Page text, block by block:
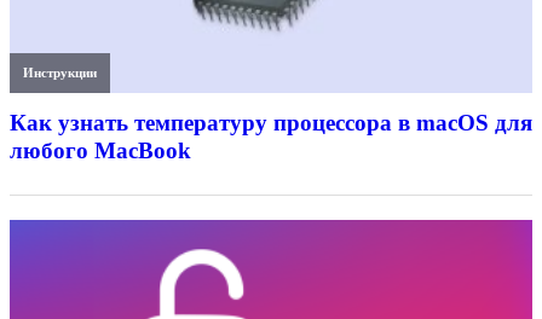
Инструкции
Как узнать температуру процессора в macOS для
любого MacBook